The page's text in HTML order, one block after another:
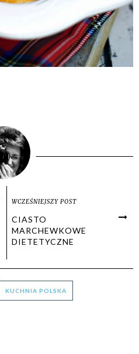
WCZEŚNIEJSZY POST
CIASTO
MARCHEWKOWE
DIETETYCZNE
KUCHNIA POLSKA